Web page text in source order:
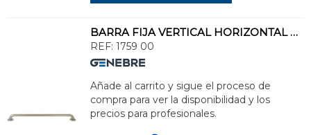
BARRA FIJA VERTICAL HORIZONTAL 80cm WC/BIDÉ/LAVABO
REF: 1759 00
Añade al carrito y sigue el proceso de
compra para ver la disponibilidad y los
precios para profesionales.